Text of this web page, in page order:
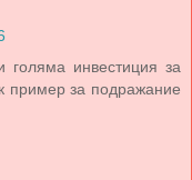
голяма инвестиция за
пример за подражание